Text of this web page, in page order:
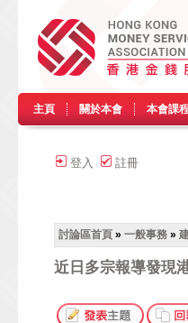
主頁 關於本會 本會課
登入 註冊
討論區首頁 » 一般事務 »
近日多宗報導發現